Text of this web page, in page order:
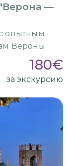
—
опытным
Вероны
180€
за экскурсию